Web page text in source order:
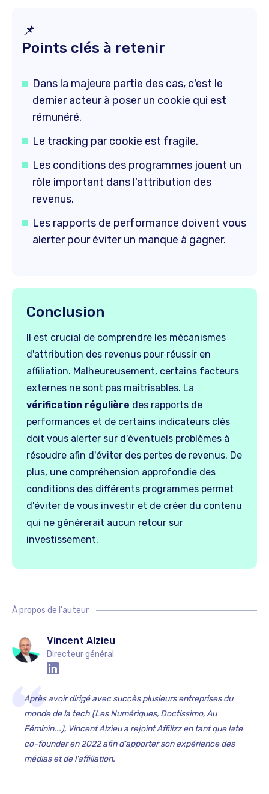
📌
Points clés à retenir
Dans la majeure partie des cas, c'est le
dernier acteur à poser un cookie qui est
rémunéré.
Le tracking par cookie est fragile.
Les conditions des programmes jouent un
rôle important dans l'attribution des
revenus.
Les rapports de performance doivent vous
alerter pour éviter un manque à gagner.
Conclusion
Il est crucial de comprendre les mécanismes
d'attribution des revenus pour réussir en
affiliation. Malheureusement, certains facteurs
externes ne sont pas maîtrisables. La
vérification régulière des rapports de
performances et de certains indicateurs clés
doit vous alerter sur d'éventuels problèmes à
résoudre afin d'éviter des pertes de revenus. De
plus, une compréhension approfondie des
conditions des différents programmes permet
d'éviter de vous investir et de créer du contenu
qui ne générerait aucun retour sur
investissement.
À propos de l'auteur
Vincent Alzieu
Directeur général
Après avoir dirigé avec succès plusieurs entreprises du
monde de la tech (Les Numériques, Doctissimo, Au
Féminin...), Vincent Alzieu a rejoint Affilizz en tant que late
co-founder en 2022 afin d'apporter son expérience des
médias et de l'affiliation.‍